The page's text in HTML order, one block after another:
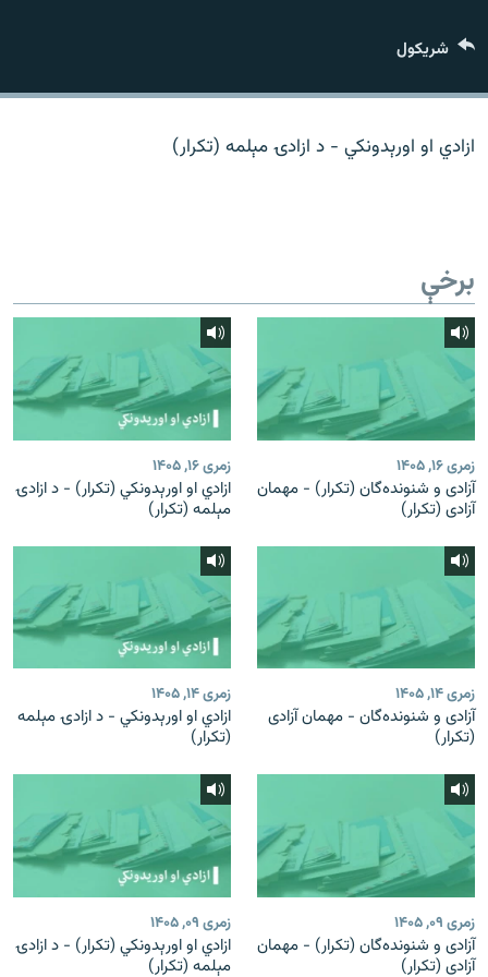
د ازادې اروپا/ ازادي راډيو ټولې پاڼې
شريکول
ازادي او اورېدونکي - د ازادۍ مېلمه (تکرار)
برخې
زمری ۱۶, ۱۴۰۵
آزادی و شنونده‌گان (تکرار) - مهمان
آزادی (تکرار)
زمری ۱۶, ۱۴۰۵
ازادي او اورېدونکي (تکرار) - د ازادۍ
مېلمه (تکرار)
زمری ۱۴, ۱۴۰۵
آزادی و شنونده‌گان - مهمان آزادی
(تکرار)
زمری ۱۴, ۱۴۰۵
ازادي او اورېدونکي - د ازادۍ مېلمه
(تکرار)
زمری ۰۹, ۱۴۰۵
آزادی و شنونده‌گان (تکرار) - مهمان
آزادی (تکرار)
زمری ۰۹, ۱۴۰۵
ازادي او اورېدونکي (تکرار) - د ازادۍ
مېلمه (تکرار)